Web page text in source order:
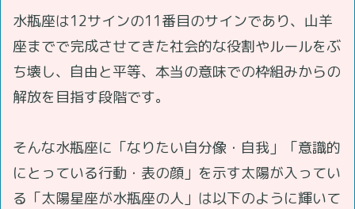
水瓶座は12サインの11番目のサインであり、山羊
座までで完成させてきた社会的な役割やルールをぶ
ち壊し、自由と平等、本当の意味での枠組みからの
解放を目指す段階です。
そんな水瓶座に「なりたい自分像・自我」「意識的
にとっている行動・表の顔」を示す太陽が入ってい
る「太陽星座が水瓶座の人」は以下のように輝いて